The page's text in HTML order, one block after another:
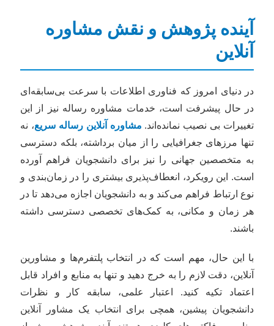
آینده پژوهش و نقش مشاوره
آنلاین
در دنیای امروز که فناوری اطلاعات با سرعت بی‌سابقه‌ای
در حال پیشرفت است، خدمات مشاوره رساله نیز از این
تغییرات بی نصیب نمانده‌اند.مشاوره آنلاین رساله سریع، نه
تنها مرزهای جغرافیایی را از میان برداشته، بلکه دسترسی
به متخصصین جهانی را نیز برای دانشجویان فراهم آورده
است. این رویکرد، انعطاف‌پذیری بیشتری را در زمان‌بندی و
نوع ارتباط فراهم می‌کند و به دانشجویان اجازه می‌دهد تا در
هر زمان و مکانی، به کمک‌های تخصصی دسترسی داشته
باشند.
با این حال، مهم است که در انتخاب پلتفرم‌ها و مشاورین
آنلاین، دقت لازم را به خرج دهید و تنها به منابع و افراد قابل
اعتماد تکیه کنید. اعتبار علمی، سابقه کار و نظرات
دانشجویان پیشین، همچی برای انتخاب یک مشاور آنلاین